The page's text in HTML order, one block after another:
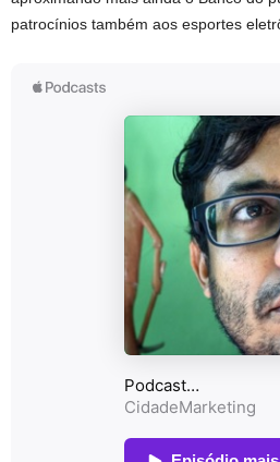
patrocínios também aos esportes